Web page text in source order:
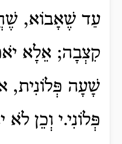
עַד שֶׁאָבוֹא,
קִצְבָה; אֵלָא
שָׁעָה פְּלוֹנִית,
פְּלוֹנִי.י וְכֵן